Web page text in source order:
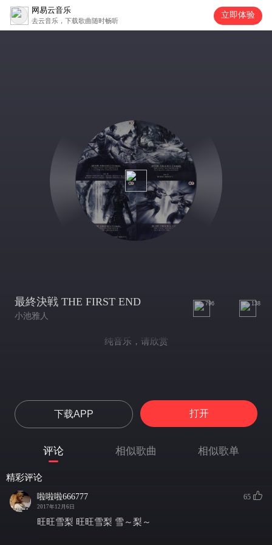
网易云音乐
去云音乐，下载歌曲随时畅听
立即体验
最終決戦 THE FIRST END
小池雅人
796 138
纯音乐，请欣赏
下载APP 打开
评论 相似歌曲 相似歌单
精彩评论
啦啦啦666777
2017年12月6日
65
旺旺雪梨 旺旺雪梨 雪～梨～